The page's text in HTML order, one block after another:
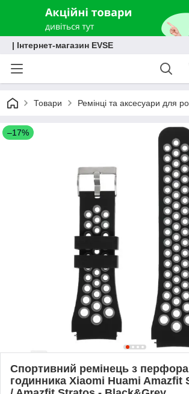
| Інтернет-магазин EVSE
Товари Ремінці та аксесуари для
–17%
Спортивний ремінець з
годинника Xiaomi Huami Amazfit